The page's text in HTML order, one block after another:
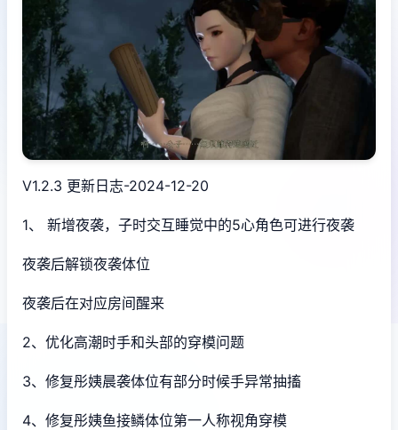
V1.2.3 更新日志-2024-12-20
1、 新增夜袭，子时交互睡觉中的5心角色可进行夜袭
夜袭后解锁夜袭体位
夜袭后在对应房间醒来
2、优化高潮时手和头部的穿模问题
3、修复彤姨晨袭体位有部分时候手异常抽搐
4、修复彤姨鱼接鳞体位第一人称视角穿模